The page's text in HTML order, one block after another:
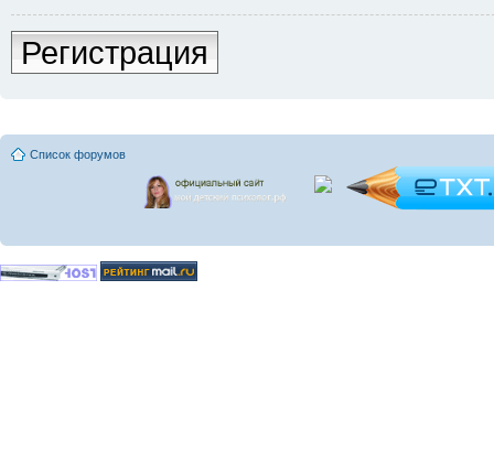
Регистрация
Список форумов